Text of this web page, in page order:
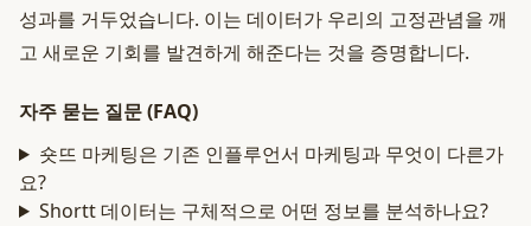
성과를 거두었습니다. 이는 데이터가 우리의 고정관념을 깨
고 새로운 기회를 발견하게 해준다는 것을 증명합니다.
자주 묻는 질문 (FAQ)
숏뜨 마케팅은 기존 인플루언서 마케팅과 무엇이 다른가
요?
Shortt 데이터는 구체적으로 어떤 정보를 분석하나요?